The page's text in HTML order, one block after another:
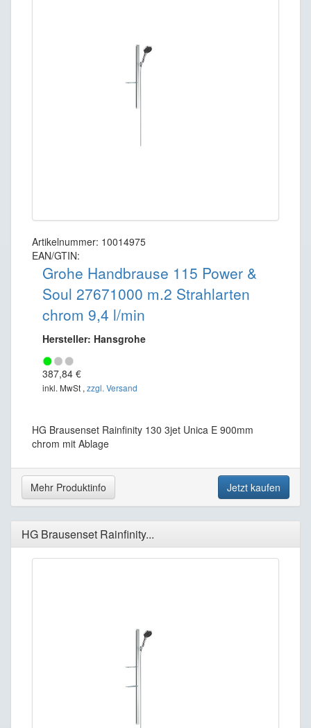
Artikelnummer: 10014975
EAN/GTIN:
Grohe Handbrause 115 Power &
Soul 27671000 m.2 Strahlarten
chrom 9,4 l/min
Hersteller: Hansgrohe
387,84 €
inkl. MwSt , zzgl. Versand
HG Brausenset Rainfinity 130 3jet Unica E 900mm
chrom mit Ablage
Mehr Produktinfo Jetzt kaufen
HG Brausenset Rainfinity...